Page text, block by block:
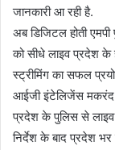
जानकारी आ रही है.
अब डिजिटल होती
को सीधे लाइव प्रदेश के
स्ट्रीमिंग का सफल
आईजी इंटेलिजेंस मकरंद
प्रदेश के पुलिस से
निर्देश के बाद प्रदेश